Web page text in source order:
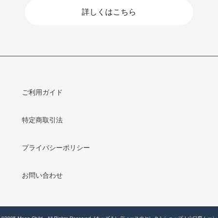
詳しくはこちら
ご利用ガイド
特定商取引法
プライバシーポリシー
お問い合わせ